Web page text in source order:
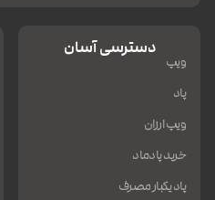
دسترسی آسان
ویپ
پاد
ویپ ارزان
خرید پادماد
پاد یکبار مصرف